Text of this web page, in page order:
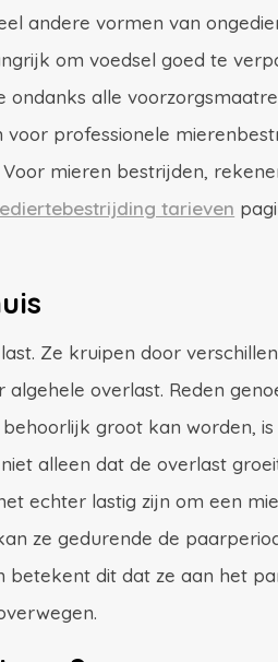
andere vormen van
om voedsel goed te
ondanks alle
professionele
mieren bestrijden,
tarieven
Ze kruipen door
overlast. Reden
groot kan worden,
alleen dat de overlast
echter lastig zijn om een
ze gedurende de
betekent dit dat ze aan het